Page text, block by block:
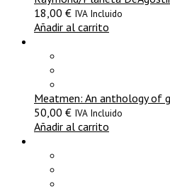
18,00 € IVA Incluido
Añadir al carrito
Meatmen: An anthology of
50,00 € IVA Incluido
Añadir al carrito